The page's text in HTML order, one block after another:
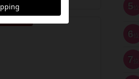
5 位
6 位
7 位